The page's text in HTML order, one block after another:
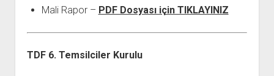
Mali Rapor – PDF Dosyası için TIKLAYINIZ
TDF 6. Temsilciler Kurulu